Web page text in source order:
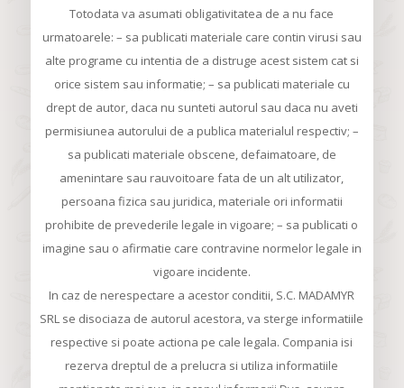
Totodata va asumati obligativitatea de a nu face
urmatoarele: – sa publicati materiale care contin virusi sau
alte programe cu intentia de a distruge acest sistem cat si
orice sistem sau informatie; – sa publicati materiale cu
drept de autor, daca nu sunteti autorul sau daca nu aveti
permisiunea autorului de a publica materialul respectiv; –
sa publicati materiale obscene, defaimatoare, de
amenintare sau rauvoitoare fata de un alt utilizator,
persoana fizica sau juridica, materiale ori informatii
prohibite de prevederile legale in vigoare; – sa publicati o
imagine sau o afirmatie care contravine normelor legale in
vigoare incidente.
In caz de nerespectare a acestor conditii, S.C. MADAMYR
SRL se disociaza de autorul acestora, va sterge informatiile
respective si poate actiona pe cale legala. Compania isi
rezerva dreptul de a prelucra si utiliza informatiile